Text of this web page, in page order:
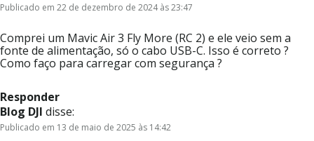
Publicado em 22 de dezembro de 2024 às 23:47
Comprei um Mavic Air 3 Fly More (RC 2) e ele veio sem a
fonte de alimentação, só o cabo USB-C. Isso é correto ?
Como faço para carregar com segurança ?
Responder
Blog DJI disse:
Publicado em 13 de maio de 2025 às 14:42